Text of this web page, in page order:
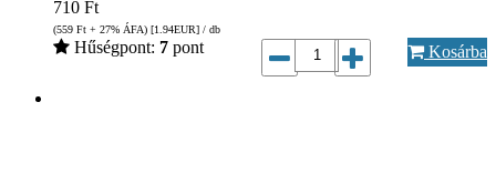
710 Ft
(559 Ft + 27% ÁFA) [1.94EUR] / db
Hűségpont: 7 pont Kosárba